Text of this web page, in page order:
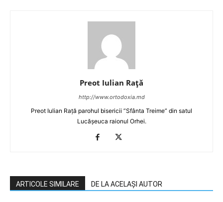
Preot Iulian Raţă
http://www.ortodoxia.md
Preot Iulian Rață parohul bisericii ”Sfânta Treime” din satul
Lucășeuca raionul Orhei.
ARTICOLE SIMILARE DE LA ACELAȘI AUTOR